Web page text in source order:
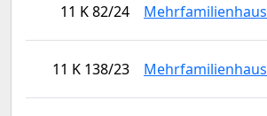
11 K 82/24 Mehrfamilienhaus
11 K 138/23 Mehrfamilienhaus